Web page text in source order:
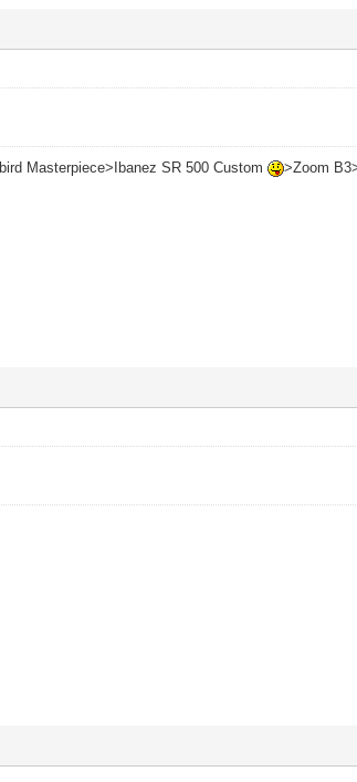
Masterpiece>Ibanez SR 500 Custom >Zoom